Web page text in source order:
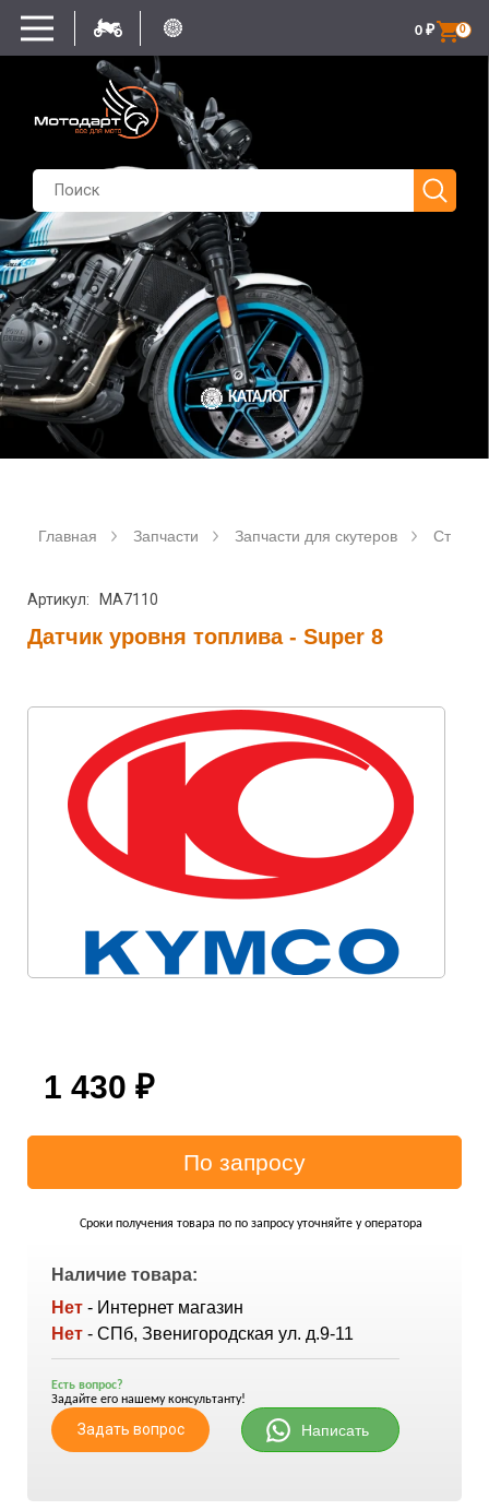
0
0 ₽
КАТАЛОГ
Главная Запчасти Запчасти для скутеров
Артикул: MA7110
Датчик уровня топлива - Super 8
1 430 ₽
Сроки получения товара по по запросу уточняйте у оператора
Наличие товара:
Нет - Интернет магазин
Нет - СПб, Звенигородская ул. д.9-11
Есть вопрос?
Задайте его нашему консультанту!
Задать вопрос Написать